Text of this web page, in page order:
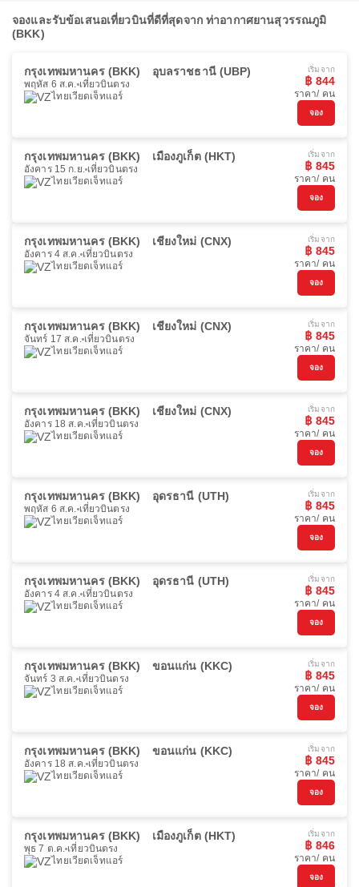
จองและรับข้อเสนอเที่ยวบินที่ดีที่สุดจาก ท่าอากาศยานสุวรรณภูมิ
(BKK)
กรุงเทพมหานคร (BKK) อุบลราชธานี (UBP)
พฤหัส 6 ส.ค. เที่ยวบินตรง
ไทยเวียดเจ็ทแอร์
เริ่มจาก
฿ 844
ราคา/ คน
จอง
กรุงเทพมหานคร (BKK) เมืองภูเก็ต (HKT)
อังคาร 15 ก.ย. เที่ยวบินตรง
ไทยเวียดเจ็ทแอร์
เริ่มจาก
฿ 845
ราคา/ คน
จอง
กรุงเทพมหานคร (BKK) เชียงใหม่ (CNX)
อังคาร 4 ส.ค. เที่ยวบินตรง
ไทยเวียดเจ็ทแอร์
เริ่มจาก
฿ 845
ราคา/ คน
จอง
กรุงเทพมหานคร (BKK) เชียงใหม่ (CNX)
จันทร์ 17 ส.ค. เที่ยวบินตรง
ไทยเวียดเจ็ทแอร์
เริ่มจาก
฿ 845
ราคา/ คน
จอง
กรุงเทพมหานคร (BKK) เชียงใหม่ (CNX)
อังคาร 18 ส.ค. เที่ยวบินตรง
ไทยเวียดเจ็ทแอร์
เริ่มจาก
฿ 845
ราคา/ คน
จอง
กรุงเทพมหานคร (BKK) อุดรธานี (UTH)
พฤหัส 6 ส.ค. เที่ยวบินตรง
ไทยเวียดเจ็ทแอร์
เริ่มจาก
฿ 845
ราคา/ คน
จอง
กรุงเทพมหานคร (BKK) อุดรธานี (UTH)
อังคาร 4 ส.ค. เที่ยวบินตรง
ไทยเวียดเจ็ทแอร์
เริ่มจาก
฿ 845
ราคา/ คน
จอง
กรุงเทพมหานคร (BKK) ขอนแก่น (KKC)
จันทร์ 3 ส.ค. เที่ยวบินตรง
ไทยเวียดเจ็ทแอร์
เริ่มจาก
฿ 845
ราคา/ คน
จอง
กรุงเทพมหานคร (BKK) ขอนแก่น (KKC)
อังคาร 18 ส.ค. เที่ยวบินตรง
ไทยเวียดเจ็ทแอร์
เริ่มจาก
฿ 845
ราคา/ คน
จอง
กรุงเทพมหานคร (BKK) เมืองภูเก็ต (HKT)
พุธ 7 ต.ค. เที่ยวบินตรง
ไทยเวียดเจ็ทแอร์
เริ่มจาก
฿ 846
ราคา/ คน
จอง